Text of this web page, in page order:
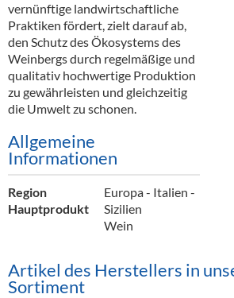
vernünftige landwirtschaftliche
Praktiken fördert, zielt darauf ab,
den Schutz des Ökosystems des
Weinbergs durch regelmäßige und
qualitativ hochwertige Produktion
zu gewährleisten und gleichzeitig
die Umwelt zu schonen.
Allgemeine
Informationen
Region
Europa - Italien -
Sizilien
Hauptprodukt
Wein
Artikel des Herstellers in
Sortiment